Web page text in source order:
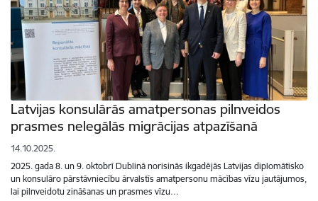
Latvijas konsulārās amatpersonas pilnveidos
prasmes nelegālās migrācijas atpazīšanā
14.10.2025.
2025. gada 8. un 9. oktobrī Dublinā norisinās ikgadējās Latvijas diplomātisko
un konsulāro pārstāvniecību ārvalstīs amatpersonu mācības vīzu jautājumos,
lai pilnveidotu zināšanas un prasmes vīzu…